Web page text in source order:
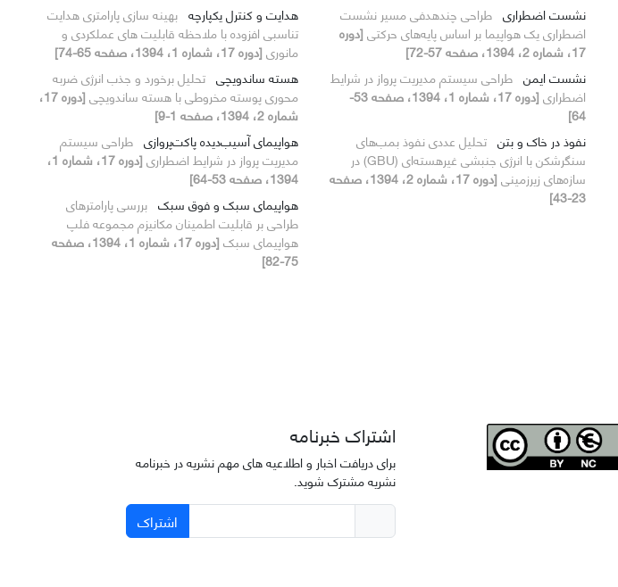
نشست اضطراری طراحی چندهدفی مسیر نشست
اضطراری یک هواپیما بر اساس پایه‌های حرکتی [دوره
17، شماره 2، 1394، صفحه 57-72]
نشست ایمن طراحی سیستم مدیریت پرواز در شرایط
اضطراری
[دوره 17، شماره 1، 1394، صفحه 53-
64]
نفوذ در خاک و بتن تحلیل عددی نفوذ بمب‌های
سنگرشکن با انرژی جنبشی غیر‌هسته‌ای (GBU) در
سازه‌های زیرزمینی
[دوره 17، شماره 2، 1394، صفحه
23-43]
هدایت و کنترل یکپارچه بهینه سازی پارامتری هدایت
تناسبی افزوده با ملاحظه قابلیت های عملکردی و
مانوری [دوره 17، شماره 1، 1394، صفحه 65-74]
هسته ساندویچی تحلیل برخورد و جذب انرژی ضربه
محوری پوسته مخروطی با هسته ساندویچی
[دوره 17،
شماره 2، 1394، صفحه 1-9]
هواپیمای آسیب‌دیده پاکت‌پروازی طراحی سیستم
مدیریت پرواز در شرایط اضطراری
[دوره 17، شماره 1،
1394، صفحه 53-64]
هواپیمای سبک و فوق سبک بررسی پارامترهای
طراحی بر قابلیت اطمینان مکانیزم مجموعه فلپ
هواپیمای سبک
[دوره 17، شماره 1، 1394، صفحه
75-82]
اشتراک خبرنامه
برای دریافت اخبار و اطلاعیه های مهم نشریه در خبرنامه
نشریه مشترک شوید.
اشتراک